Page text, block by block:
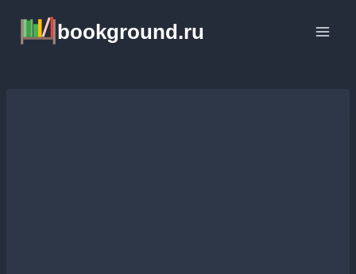
содержимому
bookground.ru